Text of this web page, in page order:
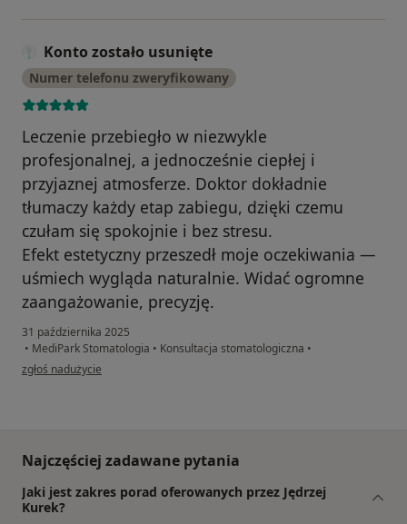
Konto zostało usunięte
Numer telefonu zweryfikowany
Leczenie przebiegło w niezwykle
profesjonalnej, a jednocześnie ciepłej i
przyjaznej atmosferze. Doktor dokładnie
tłumaczy każdy etap zabiegu, dzięki czemu
czułam się spokojnie i bez stresu.
Efekt estetyczny przeszedł moje oczekiwania —
uśmiech wygląda naturalnie. Widać ogromne
zaangażowanie, precyzję.
31 października 2025
• MediPark Stomatologia • Konsultacja stomatologiczna •
w opinii użytkownika Konto zostało usunięte
zgłoś nadużycie
Najczęściej zadawane pytania
Jaki jest zakres porad oferowanych przez Jędrzej
Kurek?